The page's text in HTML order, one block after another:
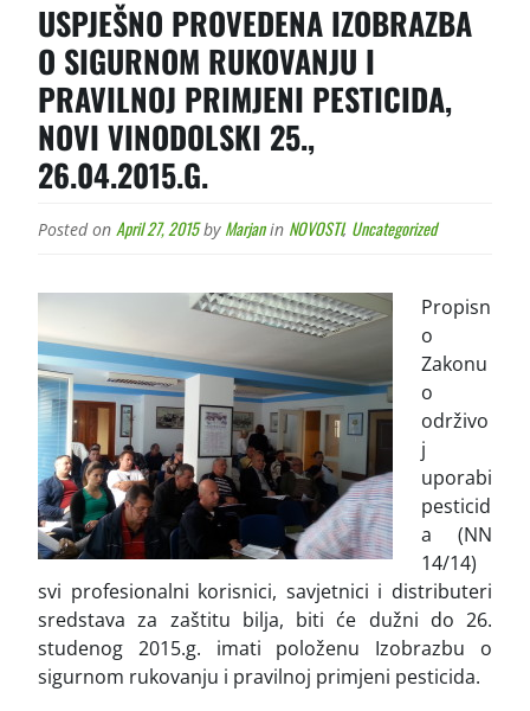
USPJEŠNO PROVEDENA IZOBRAZBA
O SIGURNOM RUKOVANJU I
PRAVILNOJ PRIMJENI PESTICIDA,
NOVI VINODOLSKI 25.,
26.04.2015.G.
Posted on April 27, 2015 by Marjan in NOVOSTI, Uncategorized
Propisn
o
Zakonu
o
održivo
j
uporabi
pesticid
a (NN
14/14)
svi profesionalni korisnici, savjetnici i distributeri
sredstava za zaštitu bilja, biti će dužni do 26.
studenog 2015.g. imati položenu Izobrazbu o
sigurnom rukovanju i pravilnoj primjeni pesticida.